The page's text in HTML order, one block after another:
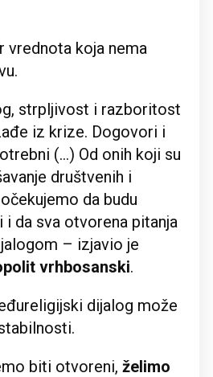
vrednota koja nema
strpljivost i razboritost
iz krize. Dogovori i
(…) Od onih koji su
društvenih i
da budu
da sva otvorena pitanja
– izjavio je
vrhbosanski.
dijalog može
biti otvoreni, želimo